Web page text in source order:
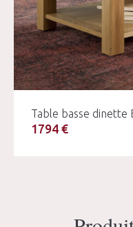
Table basse dinette
1794 €